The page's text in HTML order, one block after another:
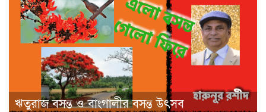
ঋতুরাজ বসন্ত ও বাংগালীর বসন্ত উৎসব